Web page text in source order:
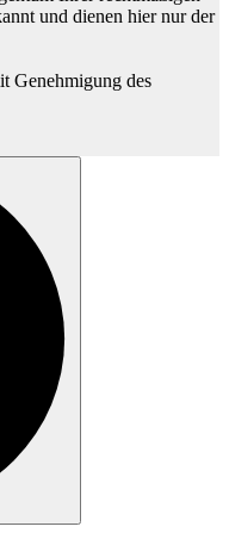
und dienen hier nur der
Genehmigung des